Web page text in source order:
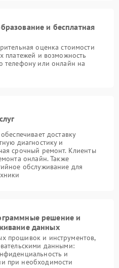
и бесплатная
оценка стоимости
платежей и возможность
телефону или онлайн на
доставку
диагностику и
срочный ремонт. Клиенты
онлайн. Также
обслуживание для
решение и
данных
прошивок и инструментов,
данными:
и
при необходимости